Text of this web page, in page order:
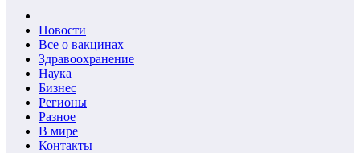
Новости
Все о вакцинах
Здравоохранение
Наука
Бизнес
Регионы
Разное
В мире
Контакты